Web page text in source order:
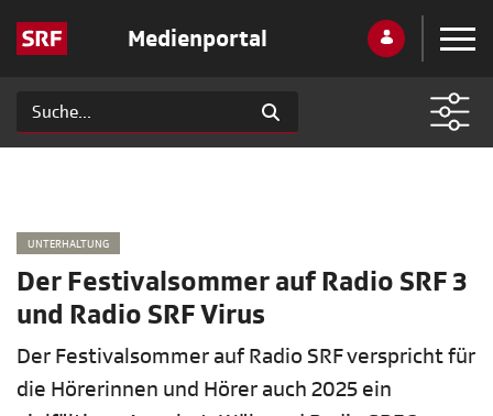
Medienportal
UNTERHALTUNG
Der Festivalsommer auf Radio SRF 3
und Radio SRF Virus
Der Festivalsommer auf Radio SRF verspricht für
die Hörerinnen und Hörer auch 2025 ein